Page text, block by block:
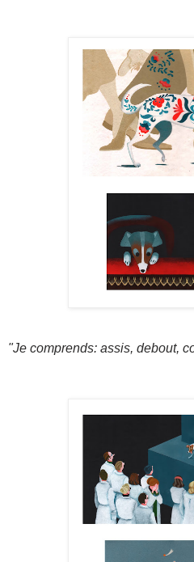
"Je comprends: assis, debout,